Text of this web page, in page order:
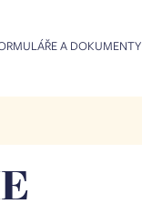
A DOKUMENTY